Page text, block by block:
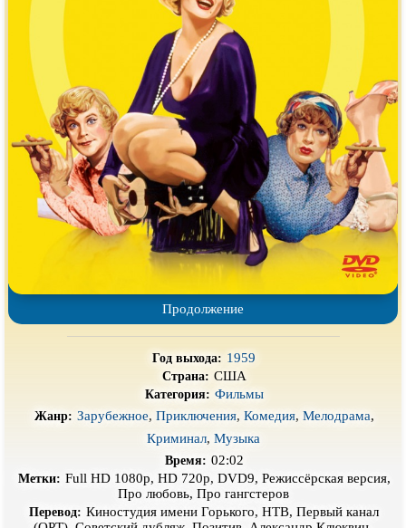
Про богов Про богатых
Про ведьм
Про викингов Про выживание
Про гангстеров Про гонки
Про деревню Про динозавров
Про драконов Про животных
Про зомби Про инопланетян
Про корабли и подводные
Про космос
Про маньяков и
серийных
Про оборотней
во времени Про роботов
Про снайперов
Про тюрьму
Продолжение
Год выхода: 1959
Страна: США
Категория: Фильмы
Жанр: Зарубежное, Приключения, Комедия, Мелодрама,
Криминал, Музыка
Время: 02:02
Метки: Full HD 1080p, HD 720p, DVD9, Режиссёрская версия,
Про любовь, Про гангстеров
Перевод: Киностудия имени Горького, НТВ, Первый канал